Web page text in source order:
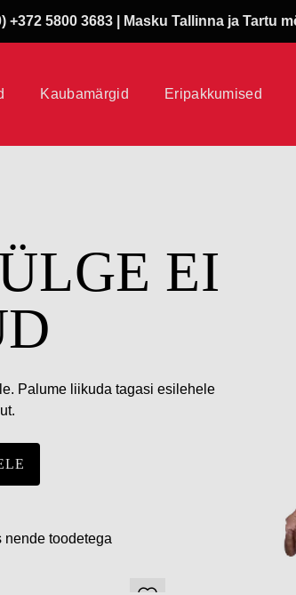
+372 5800 3683 | Masku Tallinna ja
Kaubamärgid Eripakkumised
EI
Palume liikuda tagasi esilehele
nende toodetega